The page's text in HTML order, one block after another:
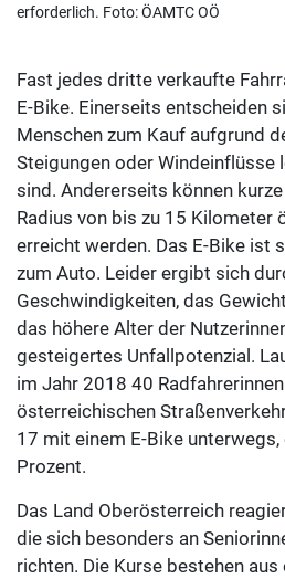
erforderlich. Foto: ÖAMTC OÖ
Fast jedes dritte verkaufte
E-Bike. Einerseits entscheiden
Menschen zum Kauf aufgrund
Steigungen oder Windeinflüsse
sind. Andererseits können
Radius von bis zu 15 Kilometer
erreicht werden. Das E-Bike ist
zum Auto. Leider ergibt sich
Geschwindigkeiten, das
das höhere Alter der
gesteigertes Unfallpotenzial.
im Jahr 2018 40
österreichischen
17 mit einem E-Bike unterwegs,
Prozent.
Das Land Oberösterreich
die sich besonders an
richten. Die Kurse bestehen